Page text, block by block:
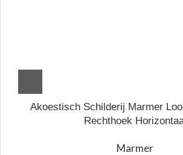
Akoestisch Schilderij Marmer
Rechthoek
Marmer